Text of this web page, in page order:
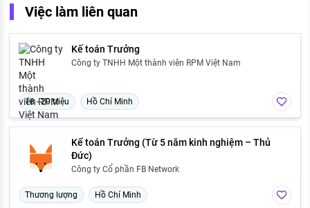
Việc làm liên quan
Kế toán Trưởng
Công ty TNHH Một thành viên RPM Việt Nam
18 - 20 triệu Hồ Chí Minh
Kế toán Trưởng (Từ 5 năm kinh nghiệm – Thủ
Đức)
Công ty Cổ phần FB Network
Thương lượng Hồ Chí Minh